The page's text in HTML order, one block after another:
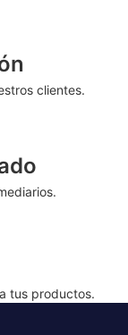
clientes.
tus productos.